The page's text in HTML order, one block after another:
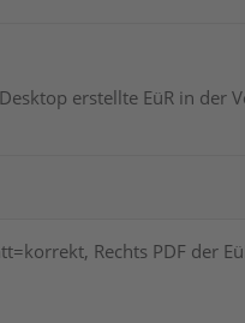
erstellte EüR in der
Rechts PDF der